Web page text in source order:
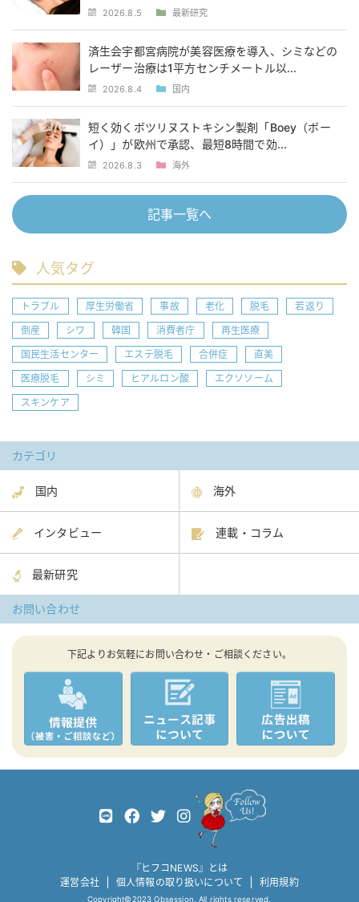
2026.8.5 最新研究
済生会宇都宮病院が美容医療を導入、シミなどの
レーザー治療は1平方センチメートル以...
2026.8.4 国内
短く効くボツリヌストキシン製剤「Boey（ボー
イ）」が欧州で承認、最短8時間で効...
2026.8.3 海外
記事一覧へ
人気タグ
トラブル 厚生労働省 事故 老化 脱毛
若返り
倒産
シワ 韓国 消費者庁
再生医療
国民生活センター
エステ脱毛 合併症
直美
医療脱毛
シミ ヒアルロン酸
エクソソーム
スキンケア
カテゴリ
国内 海外
インタビュー 連載・コラム
最新研究
お問い合わせ
下記よりお気軽にお問い合わせ・ご相談ください。
『ヒフコNEWS』とは
運営会社
個人情報の取り扱いについて 利用規約
Copyright©2023 Obsession. All rights reserved.